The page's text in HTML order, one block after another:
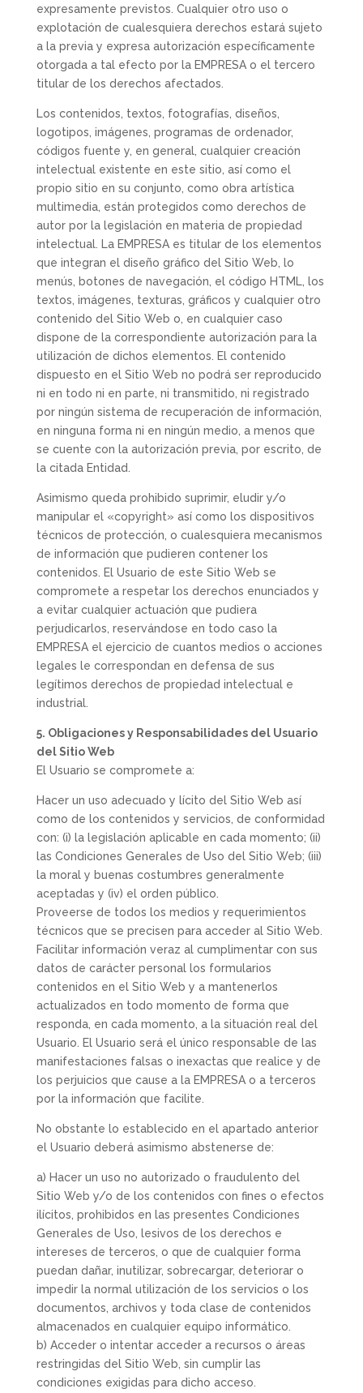
expresamente previstos. Cualquier otro uso o
explotación de cualesquiera derechos estará sujeto
a la previa y expresa autorización específicamente
otorgada a tal efecto por la EMPRESA o el tercero
titular de los derechos afectados.
Los contenidos, textos, fotografías, diseños,
logotipos, imágenes, programas de ordenador,
códigos fuente y, en general, cualquier creación
intelectual existente en este sitio, así como el
propio sitio en su conjunto, como obra artística
multimedia, están protegidos como derechos de
autor por la legislación en materia de propiedad
intelectual. La EMPRESA es titular de los elementos
que integran el diseño gráfico del Sitio Web, lo
menús, botones de navegación, el código HTML, los
textos, imágenes, texturas, gráficos y cualquier otro
contenido del Sitio Web o, en cualquier caso
dispone de la correspondiente autorización para la
utilización de dichos elementos. El contenido
dispuesto en el Sitio Web no podrá ser reproducido
ni en todo ni en parte, ni transmitido, ni registrado
por ningún sistema de recuperación de información,
en ninguna forma ni en ningún medio, a menos que
se cuente con la autorización previa, por escrito, de
la citada Entidad.
Asimismo queda prohibido suprimir, eludir y/o
manipular el «copyright» así como los dispositivos
técnicos de protección, o cualesquiera mecanismos
de información que pudieren contener los
contenidos. El Usuario de este Sitio Web se
compromete a respetar los derechos enunciados y
a evitar cualquier actuación que pudiera
perjudicarlos, reservándose en todo caso la
EMPRESA el ejercicio de cuantos medios o acciones
legales le correspondan en defensa de sus
legítimos derechos de propiedad intelectual e
industrial.
5. Obligaciones y Responsabilidades del Usuario
del Sitio Web
El Usuario se compromete a:
Hacer un uso adecuado y lícito del Sitio Web así
como de los contenidos y servicios, de conformidad
con: (i) la legislación aplicable en cada momento; (ii)
las Condiciones Generales de Uso del Sitio Web; (iii)
la moral y buenas costumbres generalmente
aceptadas y (iv) el orden público.
Proveerse de todos los medios y requerimientos
técnicos que se precisen para acceder al Sitio Web.
Facilitar información veraz al cumplimentar con sus
datos de carácter personal los formularios
contenidos en el Sitio Web y a mantenerlos
actualizados en todo momento de forma que
responda, en cada momento, a la situación real del
Usuario. El Usuario será el único responsable de las
manifestaciones falsas o inexactas que realice y de
los perjuicios que cause a la EMPRESA o a terceros
por la información que facilite.
No obstante lo establecido en el apartado anterior
el Usuario deberá asimismo abstenerse de:
a) Hacer un uso no autorizado o fraudulento del
Sitio Web y/o de los contenidos con fines o efectos
ilícitos, prohibidos en las presentes Condiciones
Generales de Uso, lesivos de los derechos e
intereses de terceros, o que de cualquier forma
puedan dañar, inutilizar, sobrecargar, deteriorar o
impedir la normal utilización de los servicios o los
documentos, archivos y toda clase de contenidos
almacenados en cualquier equipo informático.
b) Acceder o intentar acceder a recursos o áreas
restringidas del Sitio Web, sin cumplir las
condiciones exigidas para dicho acceso.